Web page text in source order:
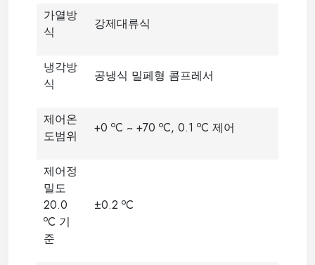
가열방
식
강제대류식
냉각방
식
공냉식 밀페형 콤프레서
제어온
도범위
+0 oC ~ +70 oC, 0.1 oC 제어
제어정
밀도
20.0
oC 기
준
±0.2 oC